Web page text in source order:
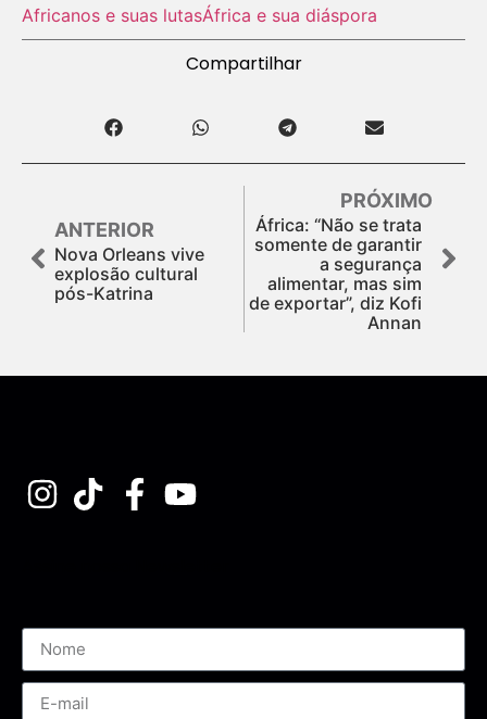
Africanos e suas lutasÁfrica e sua diáspora
Compartilhar
ANTERIOR
Nova Orleans vive
explosão cultural
pós-Katrina
PRÓXIMO
África: “Não se trata
somente de garantir
a segurança
alimentar, mas sim
de exportar”, diz Kofi
Annan